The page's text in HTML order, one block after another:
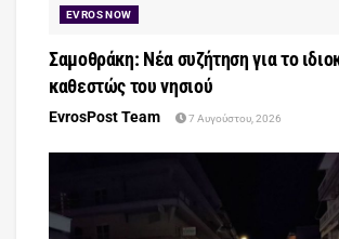
EVROS NOW
Σαμοθράκη: Νέα συζήτηση για το
καθεστώς του νησιού
EvrosPost Team 7 Αυγούστου, 2026